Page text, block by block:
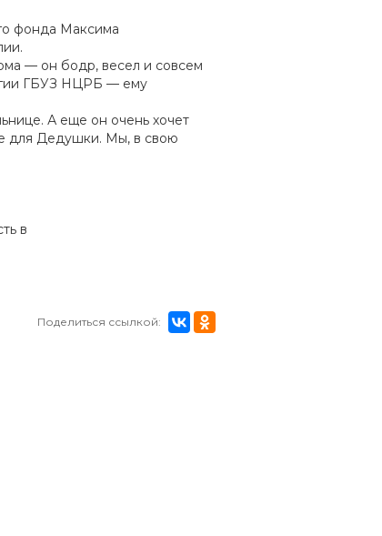
фонда Максима
— он бодр, весел и совсем
ГБУЗ НЦРБ — ему
А еще он очень хочет
для Дедушки. Мы, в свою
в
Поделиться ссылкой: